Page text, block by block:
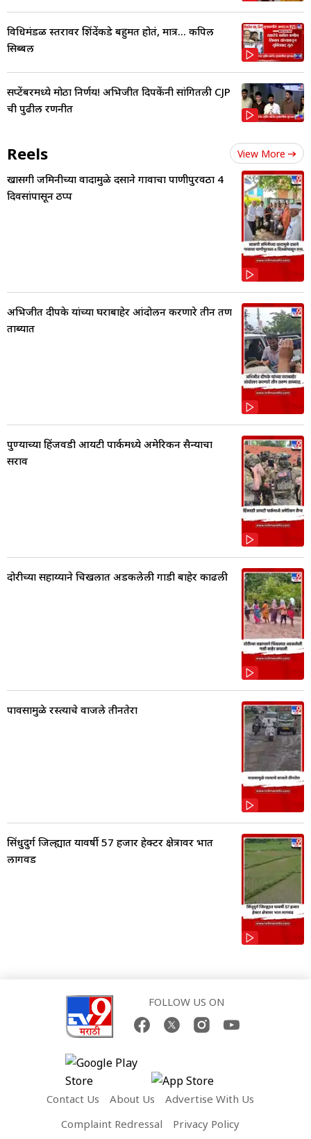
विधिमंडळ स्तरावर शिंदेंकडे बहुमत होतं, मात्र... कपिल
सिब्बल
सप्टेंबरमध्ये मोठा निर्णय! अभिजीत दिपकेंनी सांगितली CJP
ची पुढील रणनीत
Reels View More
खासगी जमिनीच्या वादामुळे दसाने गावाचा पाणीपुरवठा 4
दिवसांपासून ठप्प
अभिजीत दीपके यांच्या घराबाहेर आंदोलन करणारे तीन तरुण
ताब्यात
पुण्याच्या हिंजवडी आयटी पार्कमध्ये अमेरिकन सैन्याचा
सराव
दोरीच्या सहाय्याने चिखलात अडकलेली गाडी बाहेर काढली
पावसामुळे रस्त्याचे वाजले तीनतेरा
सिंधुदुर्ग जिल्ह्यात यावर्षी 57 हजार हेक्टर क्षेत्रावर भात
लागवड
FOLLOW US ON
Contact Us About Us
Advertise With Us
Complaint Redressal
Privacy Policy